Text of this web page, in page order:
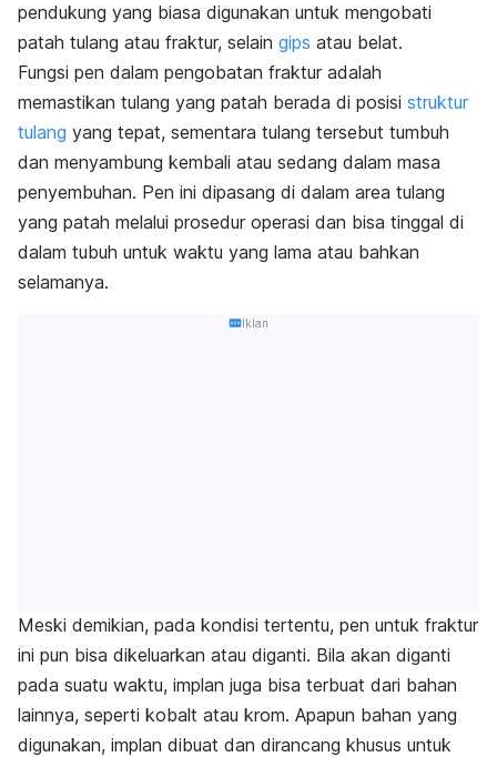
pendukung yang biasa digunakan untuk mengobati
patah tulang atau fraktur, selain gips atau belat.
Fungsi pen dalam pengobatan fraktur adalah
memastikan tulang yang patah berada di posisi struktur
tulang yang tepat, sementara tulang tersebut tumbuh
dan menyambung kembali atau sedang dalam masa
penyembuhan. Pen ini dipasang di dalam area tulang
yang patah melalui prosedur operasi dan bisa tinggal di
dalam tubuh untuk waktu yang lama atau bahkan
selamanya.
Iklan
Meski demikian, pada kondisi tertentu, pen untuk fraktur
ini pun bisa dikeluarkan atau diganti. Bila akan diganti
pada suatu waktu, implan juga bisa terbuat dari bahan
lainnya, seperti kobalt atau krom. Apapun bahan yang
digunakan, implan dibuat dan dirancang khusus untuk